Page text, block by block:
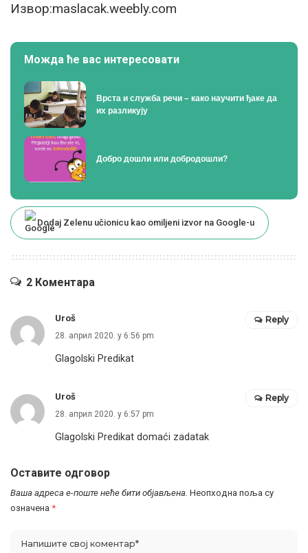
Извор:maslacak.weebly.com
Можда ће вас интересовати
Врста и служба речи – како научити ђаке да
их разликују
Добро дошли или добродошли?
Dodaj Zelenu učionicu kao omiljeni izvor na Google-u
2 Коментара
Uroš
28. април 2020. у 6:56 pm
Glagolski Predikat
Reply
Uroš
28. април 2020. у 6:57 pm
Glagolski Predikat domaći zadatak
Reply
Оставите одговор
Ваша адреса е-поште неће бити објављена. Неопходна поља су
означена *